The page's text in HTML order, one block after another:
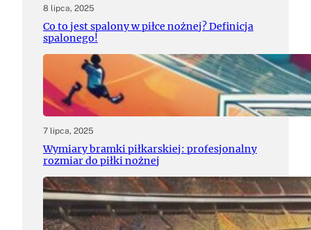
8 lipca, 2025
Co to jest spalony w piłce nożnej? Definicja
spalonego!
7 lipca, 2025
Wymiary bramki piłkarskiej: profesjonalny
rozmiar do piłki nożnej